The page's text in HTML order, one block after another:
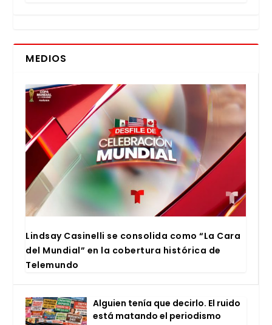
MEDIOS
Lind­say Casi­ne­lli se con­so­li­da como “La Cara
del Mun­dial” en la cober­tu­ra his­tó­ri­ca de
Tele­mun­do
Alguien tenía que decir­lo. El rui­do
está matan­do el perio­dis­mo